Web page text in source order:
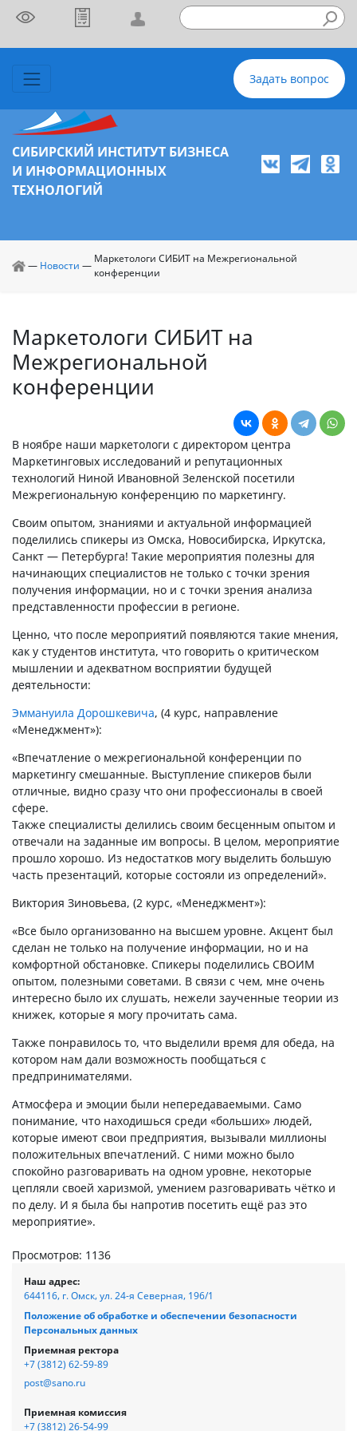
Задать вопрос
СИБИРСКИЙ ИНСТИТУТ БИЗНЕСА
И ИНФОРМАЦИОННЫХ
ТЕХНОЛОГИЙ
— Новости —
Маркетологи СИБИТ на Межрегиональной
конференции
Маркетологи СИБИТ на
Межрегиональной
конференции
В ноябре наши маркетологи с директором центра
Маркетинговых исследований и репутационных
технологий Ниной Ивановной Зеленской посетили
Межрегиональную конференцию по маркетингу.
Своим опытом, знаниями и актуальной информацией
поделились спикеры из Омска, Новосибирска, Иркутска,
Санкт — Петербурга! Такие мероприятия полезны для
начинающих специалистов не только с точки зрения
получения информации, но и с точки зрения анализа
представленности профессии в регионе.
Ценно, что после мероприятий появляются такие мнения,
как у студентов института, что говорить о критическом
мышлении и адекватном восприятии будущей
деятельности:
Эммануила Дорошкевича, (4 курс, направление
«Менеджмент»):
«Впечатление о межрегиональной конференции по
маркетингу смешанные. Выступление спикеров были
отличные, видно сразу что они профессионалы в своей
сфере.
Также специалисты делились своим бесценным опытом и
отвечали на заданные им вопросы. В целом, мероприятие
прошло хорошо. Из недостатков могу выделить большую
часть презентаций, которые состояли из определений».
Виктория Зиновьева, (2 курс, «Менеджмент»):
«Все было организованно на высшем уровне. Акцент был
сделан не только на получение информации, но и на
комфортной обстановке. Спикеры поделились СВОИМ
опытом, полезными советами. В связи с чем, мне очень
интересно было их слушать, нежели заученные теории из
книжек, которые я могу прочитать сама.
Также понравилось то, что выделили время для обеда, на
котором нам дали возможность пообщаться с
предпринимателями.
Атмосфера и эмоции были непередаваемыми. Само
понимание, что находишься среди «больших» людей,
которые имеют свои предприятия, вызывали миллионы
положительных впечатлений. С ними можно было
спокойно разговаривать на одном уровне, некоторые
цепляли своей харизмой, умением разговаривать чётко и
по делу. И я была бы напротив посетить ещё раз это
мероприятие».
Просмотров: 1136
Наш адрес:
644116, г. Омск, ул. 24-я Северная, 196/1
Положение об обработке и обеспечении безопасности
Персональных данных
Приемная ректора
+7 (3812) 62-59-89
post@sano.ru
Приемная комиссия
+7 (3812) 26-54-99